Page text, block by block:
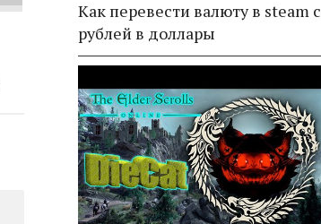
Как перевести валюту в steam с
рублей в доллары